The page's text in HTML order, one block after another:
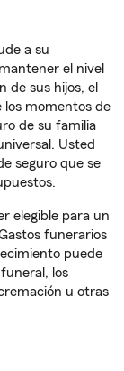
a su
el nivel
de sus hijos, el
los momentos de
de su familia
Usted
seguro que se
elegible para un
funerarios
puede
los
u otras